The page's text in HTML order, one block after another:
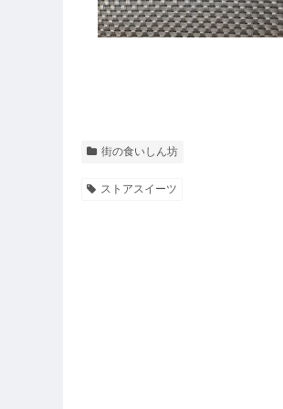
街の食いしん坊
ストアスイーツ